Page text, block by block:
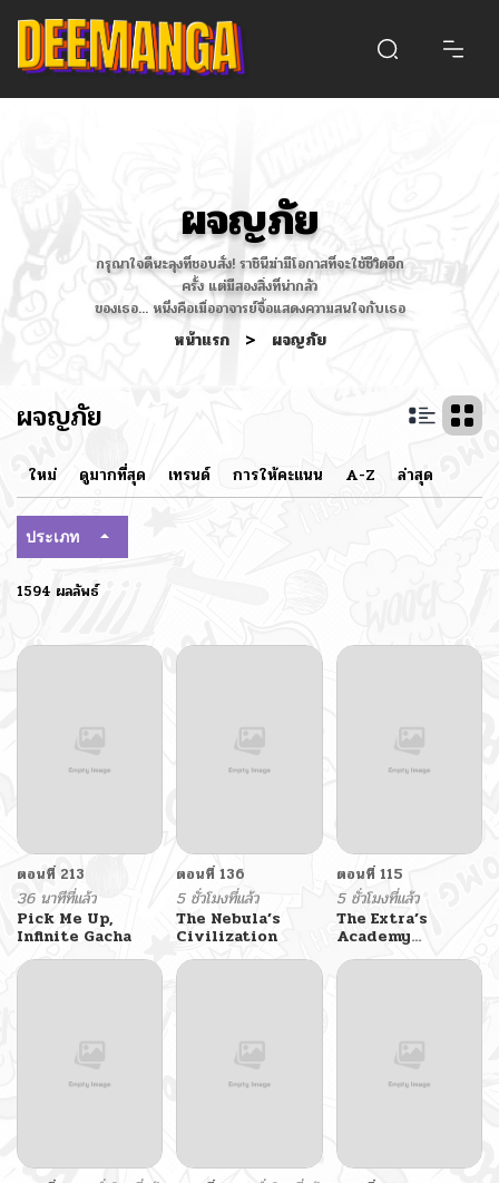
ผจญภัย
กรุณาใจดีนะลุงที่ชอบสั่ง! ราชินีฆ่ามีโอกาสที่จะใช้ชีวิตอีก
ครั้ง แต่มีสองสิ่งที่น่ากลัว
ของเธอ... หนึ่งคือเมื่ออาจารย์จื้อแสดงความสนใจกับเธอ
หน้าแรก > ผจญภัย
ผจญภัย
ใหม่ ดูมากที่สุด เทรนด์ การให้คะแนน A-Z ล่าสุด
ประเภท
1594 ผลลัพธ์
ตอนที่ 213
36 นาทีที่แล้ว
Pick Me Up,
Infinite Gacha
ตอนที่ 136
5 ชั่วโมงที่แล้ว
The Nebula’s
Civilization
ตอนที่ 115
5 ชั่วโมงที่แล้ว
The Extra’s
Academy
Survival Guide
สุดยอดคู่มือเอาชีวิต